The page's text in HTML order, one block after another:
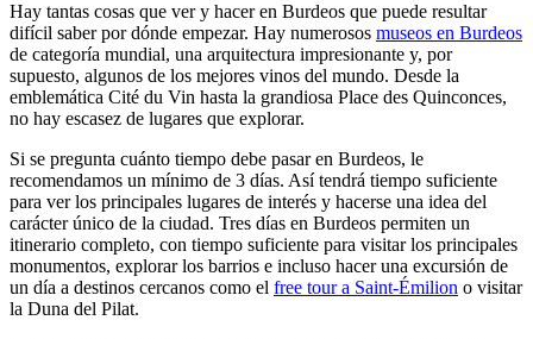
Hay tantas cosas que ver y hacer en Burdeos que puede resultar
difícil saber por dónde empezar. Hay numerosos museos en Burdeos
de categoría mundial, una arquitectura impresionante y, por
supuesto, algunos de los mejores vinos del mundo. Desde la
emblemática Cité du Vin hasta la grandiosa Place des Quinconces,
no hay escasez de lugares que explorar.
Si se pregunta cuánto tiempo debe pasar en Burdeos, le
recomendamos un mínimo de 3 días. Así tendrá tiempo suficiente
para ver los principales lugares de interés y hacerse una idea del
carácter único de la ciudad. Tres días en Burdeos permiten un
itinerario completo, con tiempo suficiente para visitar los principales
monumentos, explorar los barrios e incluso hacer una excursión de
un día a destinos cercanos como el free tour a Saint-Émilion o visitar
la Duna del Pilat.